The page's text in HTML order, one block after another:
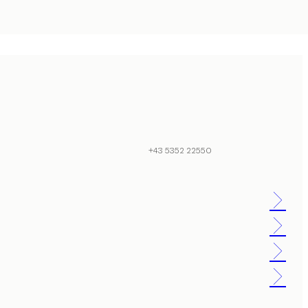
+43 5352 22550